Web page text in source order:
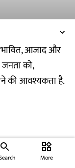
आजाद और
जनता को,
की आवश्यकता है.
widgets
More